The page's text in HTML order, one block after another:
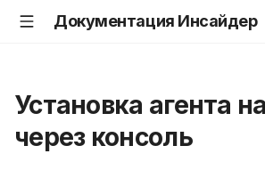
Документация Инсайдер
Установка агента
через консоль